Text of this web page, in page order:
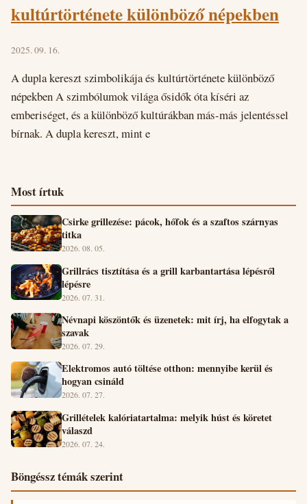
kultúrtörténete különböző népekben
2025. 09. 16.
A dupla kereszt szimbolikája és kultúrtörténete különböző
népekben A szimbólumok világa ősidők óta kíséri az
emberiséget, és a különböző kultúrákban más-más jelentéssel
bírnak. A dupla kereszt, mint e
Most írtuk
Csirke grillezése: pácok, hőfok és a szaftos szárnyas
titka
2026. 08. 05.
Grillrács tisztítása és a grill karbantartása lépésről
lépésre
2026. 07. 31.
Névnapi köszöntők és üzenetek: mit írj, ha elfogytak a
szavak
2026. 07. 29.
Elektromos autó töltése otthon: mennyibe kerül és
hogyan csináld
2026. 07. 27.
Grillételek kalóriatartalma: melyik húst és köretet
válaszd
2026. 07. 24.
Böngéssz témák szerint